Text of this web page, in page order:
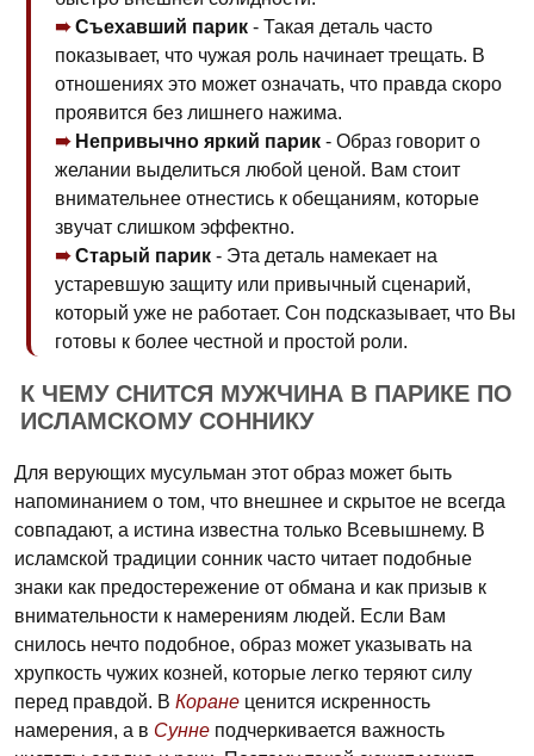
Съехавший парик - Такая деталь часто
показывает, что чужая роль начинает трещать. В
отношениях это может означать, что правда скоро
проявится без лишнего нажима.
Непривычно яркий парик - Образ говорит о
желании выделиться любой ценой. Вам стоит
внимательнее отнестись к обещаниям, которые
звучат слишком эффектно.
Старый парик - Эта деталь намекает на
устаревшую защиту или привычный сценарий,
который уже не работает. Сон подсказывает, что Вы
готовы к более честной и простой роли.
К ЧЕМУ СНИТСЯ МУЖЧИНА В ПАРИКЕ ПО
ИСЛАМСКОМУ СОННИКУ
Для верующих мусульман этот образ может быть
напоминанием о том, что внешнее и скрытое не всегда
совпадают, а истина известна только Всевышнему. В
исламской традиции сонник часто читает подобные
знаки как предостережение от обмана и как призыв к
внимательности к намерениям людей. Если Вам
снилось нечто подобное, образ может указывать на
хрупкость чужих козней, которые легко теряют силу
перед правдой. В Коране ценится искренность
намерения, а в Сунне подчеркивается важность